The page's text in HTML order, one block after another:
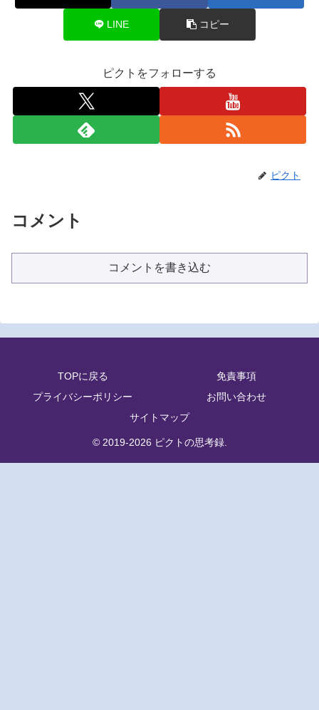
LINE コピー
ピクトをフォローする
ピクト
コメント
コメントを書き込む
TOPに戻る
免責事項
プライバシーポリシー
お問い合わせ
サイトマップ
© 2019-2026 ピクトの思考録.